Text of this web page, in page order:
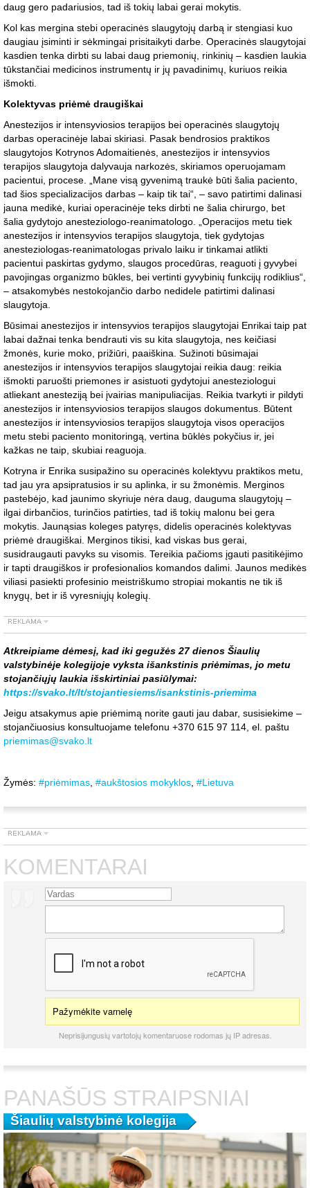
daug gero padariusios, tad iš tokių labai gerai mokytis.
Kol kas mergina stebi operacinės slaugytojų darbą ir stengiasi kuo
daugiau įsiminti ir sėkmingai prisitaikyti darbe. Operacinės slaugytojai
kasdien tenka dirbti su labai daug priemonių, rinkinių – kasdien laukia
tūkstančiai medicinos instrumentų ir jų pavadinimų, kuriuos reikia
išmokti.
Kolektyvas priėmė draugiškai
Anestezijos ir intensyviosios terapijos bei operacinės slaugytojų
darbas operacinėje labai skiriasi. Pasak bendrosios praktikos
slaugytojos Kotrynos Adomaitienės, anestezijos ir intensyvios
terapijos slaugytoja dalyvauja narkozės, skiriamos operuojamam
pacientui, procese. „Mane visą gyvenimą traukė būti šalia paciento,
tad šios specializacijos darbas – kaip tik tai“, – savo patirtimi dalinasi
jauna medikė, kuriai operacinėje teks dirbti ne šalia chirurgo, bet
šalia gydytojo anesteziologo-reanimatologo. „Operacijos metu tiek
anestezijos ir intensyvios terapijos slaugytoja, tiek gydytojas
anesteziologas-reanimatologas privalo laiku ir tinkamai atlikti
pacientui paskirtas gydymo, slaugos procedūras, reaguoti į gyvybei
pavojingas organizmo būkles, bei vertinti gyvybinių funkcijų rodiklius“,
– atsakomybės nestokojančio darbo nedidele patirtimi dalinasi
slaugytoja.
Būsimai anestezijos ir intensyvios terapijos slaugytojai Enrikai taip pat
labai dažnai tenka bendrauti vis su kita slaugytoja, nes keičiasi
žmonės, kurie moko, prižiūri, paaiškina. Sužinoti būsimajai
anestezijos ir intensyvios terapijos slaugytojai reikia daug: reikia
išmokti paruošti priemones ir asistuoti gydytojui anesteziologui
atliekant anesteziją bei įvairias manipuliacijas. Reikia tvarkyti ir pildyti
anestezijos ir intensyviosios terapijos slaugos dokumentus. Būtent
anestezijos ir intensyviosios terapijos slaugytoja visos operacijos
metu stebi paciento monitoringą, vertina būklės pokyčius ir, jei
kažkas ne taip, skubiai reaguoja.
Kotryna ir Enrika susipažino su operacinės kolektyvu praktikos metu,
tad jau yra apsipratusios ir su aplinka, ir su žmonėmis. Merginos
pastebėjo, kad jaunimo skyriuje nėra daug, dauguma slaugytojų –
ilgai dirbančios, turinčios patirties, tad iš tokių malonu bei gera
mokytis. Jaunąsias koleges patyręs, didelis operacinės kolektyvas
priėmė draugiškai. Merginos tikisi, kad viskas bus gerai,
susidraugauti pavyks su visomis. Tereikia pačioms įgauti pasitikėjimo
ir tapti draugiškos ir profesionalios komandos dalimi. Jaunos medikės
viliasi pasiekti profesinio meistriškumo stropiai mokantis ne tik iš
knygų, bet ir iš vyresniųjų kolegių.
Atkreipiame dėmesį, kad iki gegužės 27 dienos Šiaulių
valstybinėje kolegijoje vyksta išankstinis priėmimas, jo metu
stojančiųjų laukia išskirtiniai pasiūlymai:
https://svako.lt/lt/stojantiesiems/isankstinis-priemima
Jeigu atsakymus apie priėmimą norite gauti jau dabar, susisiekime –
stojančiuosius konsultuojame telefonu +370 615 97 114, el. paštu
priemimas@svako.lt
Žymės: #priėmimas, #aukštosios mokyklos, #Lietuva
KOMENTARAI
Pažymėkite varnelę
Neprisijungusių vartotojų komentaruose rodomas jų IP adresas.
PANAŠŪS STRAIPSNIAI
Šiaulių valstybinė kolegija